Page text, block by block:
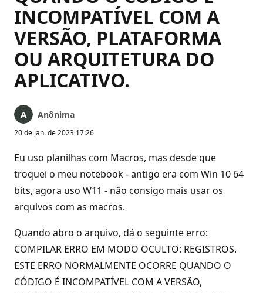
INCOMPATÍVEL COM A
VERSÃO, PLATAFORMA
OU ARQUITETURA DO
APLICATIVO.
Anônima
20 de jan. de 2023 17:26
Eu uso planilhas com Macros, mas desde que
troquei o meu notebook - antigo era com Win 10 64
bits, agora uso W11 - não consigo mais usar os
arquivos com as macros.
Quando abro o arquivo, dá o seguinte erro:
COMPILAR ERRO EM MODO OCULTO: REGISTROS.
ESTE ERRO NORMALMENTE OCORRE QUANDO O
CÓDIGO É INCOMPATÍVEL COM A VERSÃO,